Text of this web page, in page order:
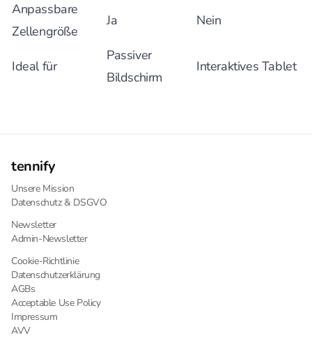
Anpassbare
Zellengröße
Ja Nein
Ideal für
Passiver
Bildschirm
Interaktives Tablet
tennify
Unsere Mission
Datenschutz & DSGVO
Newsletter
Admin-Newsletter
Cookie-Richtlinie
Datenschutzerklärung
AGBs
Acceptable Use Policy
Impressum
AVV